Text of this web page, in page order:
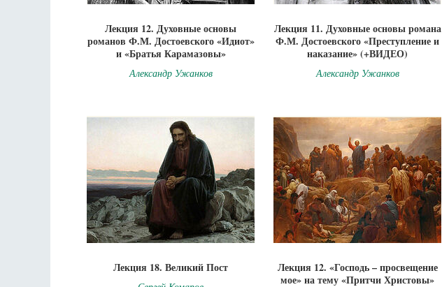
Лекция 12. Духовные основы
романов Ф.М. Достоевского «Идиот»
и «Братья Карамазовы»
Александр Ужанков
Лекция 11. Духовные основы романа
Ф.М. Достоевского «Преступление и
наказание» (+ВИДЕО)
Александр Ужанков
Лекция 18. Великий Пост
Лекция 12. «Господь – просвещение
мое» на тему «Притчи Христовы»